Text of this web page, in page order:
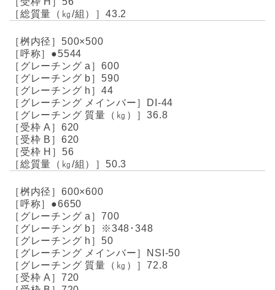
43.2
500×500
●5544
600
590
44
DI-44
36.8
620
620
56
50.3
600×600
●6650
700
※348･348
50
NSI-50
72.8
720